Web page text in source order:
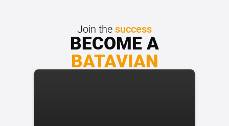
Join thesuccess
BECOME A
BATAVIAN